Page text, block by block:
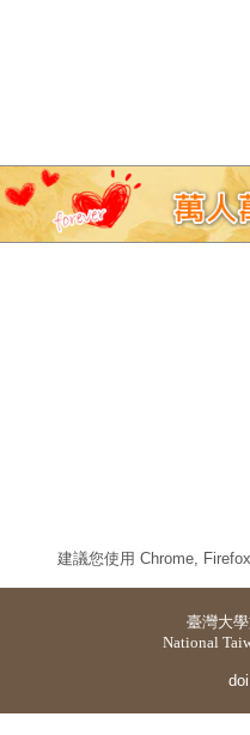
建議您使用 Chrome,
臺灣大學
National